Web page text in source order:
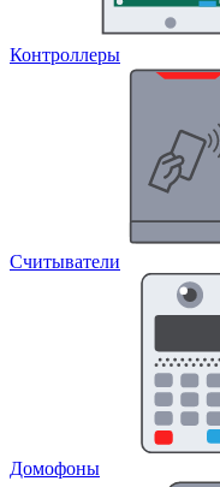
Контроллеры
Считыватели
Домофоны